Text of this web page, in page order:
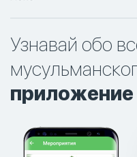
Узнавай обо
приложение